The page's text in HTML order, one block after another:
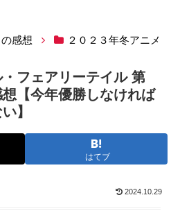
感想 ２０２３年冬アニメ
フェアリーテイル 第
【今年優勝しなければ
】
はてブ
2024.10.29